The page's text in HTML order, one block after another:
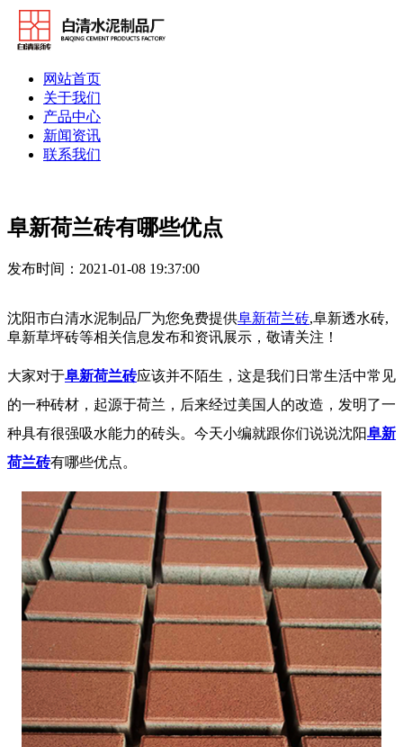
网站首页
关于我们
产品中心
新闻资讯
联系我们
阜新荷兰砖有哪些优点
发布时间：2021-01-08 19:37:00
沈阳市白清水泥制品厂为您免费提供阜新荷兰砖,阜新透水砖,
阜新草坪砖等相关信息发布和资讯展示，敬请关注！
大家对于阜新荷兰砖应该并不陌生，这是我们日常生活中常见
的一种砖材，起源于荷兰，后来经过美国人的改造，发明了一
种具有很强吸水能力的砖头。今天小编就跟你们说说沈阳阜新
荷兰砖有哪些优点。